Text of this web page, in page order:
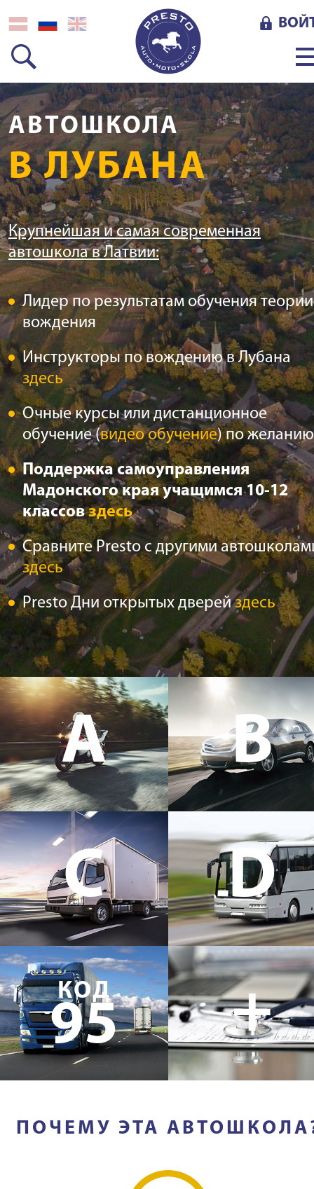
АВТОШКОЛА
В ЛУБАНА
Крупнейшая и самая современная
автошкола в Латвии:
Лидер по результатам обучения
вождения
Инструкторы по вождению в Лубана
здесь
Очные курсы или дистанционное
обучение (видео обучение) по желанию
Поддержка самоуправления
Мадонского края учащимся 10-12
классовздесь
Сравните Presto с другими
здесь
Presto Дни открытых дверейздесь
A
B
C
D
КОД
95 +
ПОЧЕМУ ЭТА